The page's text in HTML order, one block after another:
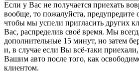
Если у Вас не получается приехать
вообще, то пожалуйста, предупредите
чтобы мы успели пригласить других
Вас, распределив своё время. Мы
дополнительные 15 минут, но затем
и, в случае если Вы всё-таки
Вашим авто после того, как
клиентом.